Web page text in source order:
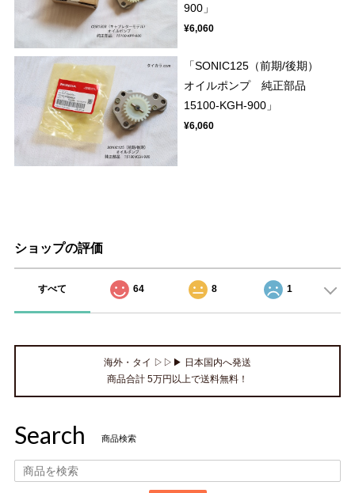
900」
¥6,060
「SONIC125（前期/後期）
オイルポンプ 純正部品
15100-KGH-900」
¥6,060
ショップの評価
すべて 64 8 1
海外・タイ ▷▷▶ 日本国内へ発送
商品合計 5万円以上で送料無料！
Search 商品検索